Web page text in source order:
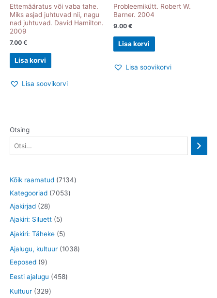
Ettemääratus või vaba tahe.
Miks asjad juhtuvad nii, nagu
nad juhtuvad. David Hamilton.
2009
7.00 €
Lisa korvi
Lisa soovikorvi
Probleemikütt. Robert W.
Barner. 2004
9.00 €
Lisa korvi
Lisa soovikorvi
Otsing
Kõik raamatud 71347
o
Kategooriad 70537
Ajakirjad 282
8
t
Ajakiri: Siluett 55
t
o
Ajakiri: Täheke 55
t
o
Ajalugu, kultuur 10381
Eeposed 99
t
o
Eesti ajalugu 4584
Kultuur 3293